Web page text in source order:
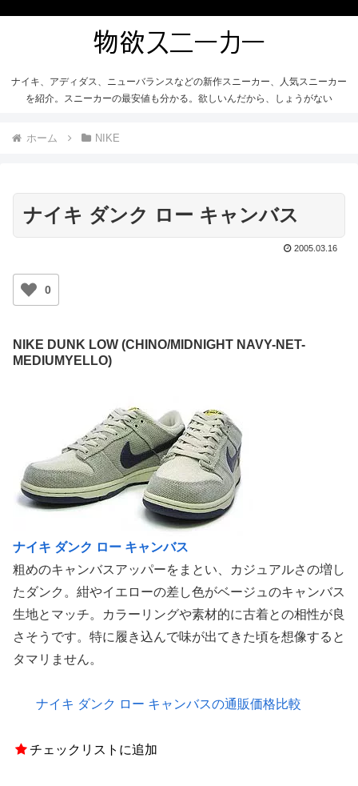
ナイキ、アディダス、ニューバランスなどの新作スニーカー、人気スニーカー
を紹介。スニーカーの最安値も分かる。欲しいんだから、しょうがない
ホーム NIKE
ナイキ ダンク ロー キャンバス
2005.03.16
0
NIKE DUNK LOW (CHINO/MIDNIGHT NAVY-NET-
MEDIUMYELLO)
ナイキ ダンク ロー キャンバス
粗めのキャンバスアッパーをまとい、カジュアルさの増し
たダンク。紺やイエローの差し色がベージュのキャンバス
生地とマッチ。カラーリングや素材的に古着との相性が良
さそうです。特に履き込んで味が出てきた頃を想像すると
タマリません。
ナイキ ダンク ロー キャンバスの通販価格比較
チェックリストに追加